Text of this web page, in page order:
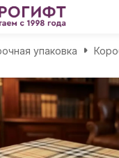
упаковка